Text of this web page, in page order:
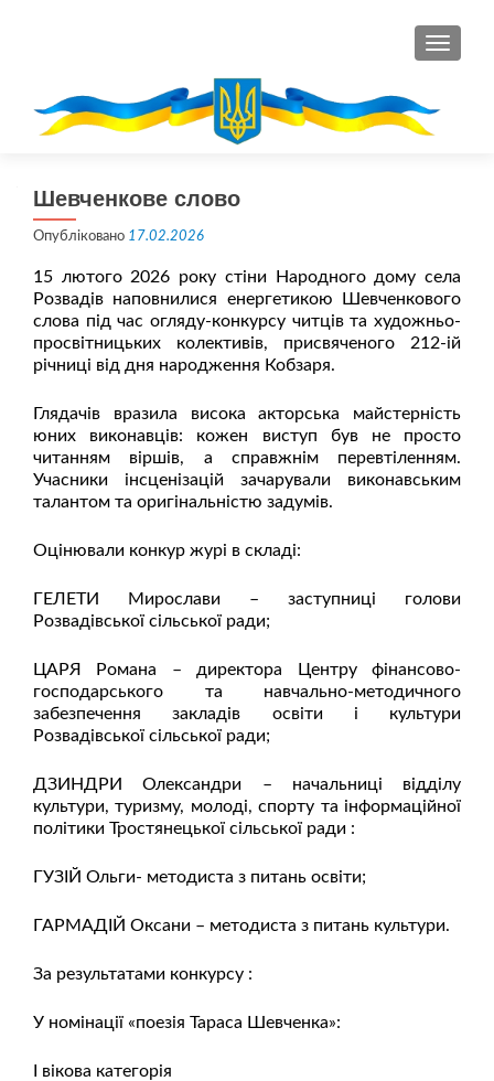
Шевченкове слово
Опубліковано 17.02.2026
15 лютого 2026 року стіни Народного дому села
Розвадів наповнилися енергетикою Шевченкового
слова під час огляду-конкурсу читців та художньо-
просвітницьких колективів, присвяченого 212-ій
річниці від дня народження Кобзаря.
Глядачів вразила висока акторська майстерність
юних виконавців: кожен виступ був не просто
читанням віршів, а справжнім перевтіленням.
Учасники інсценізацій зачарували виконавським
талантом та оригінальністю задумів.
Оцінювали конкур журі в складі:
ГЕЛЕТИ Мирослави – заступниці голови
Розвадівської сільської ради;
ЦАРЯ Романа – директора Центру фінансово-
господарського та навчально-методичного
забезпечення закладів освіти і культури
Розвадівської сільської ради;
ДЗИНДРИ Олександри – начальниці відділу
культури, туризму, молоді, спорту та інформаційної
політики Тростянецької сільської ради :
ГУЗІЙ Ольги- методиста з питань освіти;
ГАРМАДІЙ Оксани – методиста з питань культури.
За результатами конкурсу :
У номінації «поезія Тараса Шевченка»:
І вікова категорія